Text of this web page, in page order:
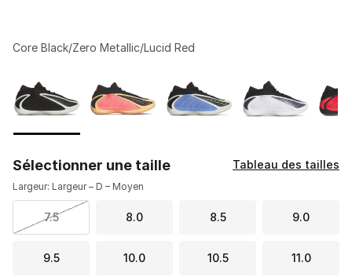
Core Black/Zero Metallic/Lucid Red
Sélectionner une taille Tableau des tailles
Largeur: Largeur – D – Moyen
7.5 8.0 8.5 9.0
9.5 10.0 10.5 11.0